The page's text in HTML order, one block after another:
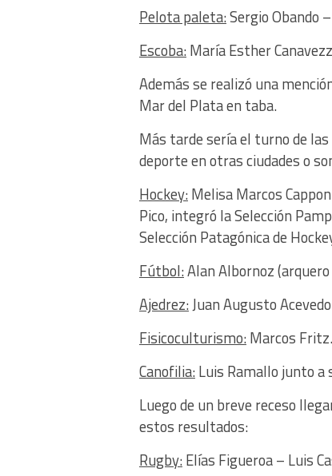
Pelota paleta:Sergio Obando
Escoba:María Esther
Además se realizó una
Mar del Plata en taba.
Más tarde sería el turno de
deporte en otras ciudades o
Hockey:Melisa Marcos
Pico, integró la Selección
Selección Patagónica de
Fútbol:Alan Albornoz
Ajedrez:Juan Augusto
Fisicoculturismo:Marcos Fritz.
Canofilia:Luis Ramallo junto a
Luego de un breve receso
estos resultados:
Rugby:Elías Figueroa – Luis